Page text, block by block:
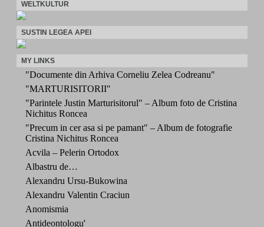
WELTKULTUR
SUSTIN LEGEA APEI
MY LINKS
"Documente din Arhiva Corneliu Zelea Codreanu"
"MARTURISITORII"
"Parintele Justin Marturisitorul" – Album foto de Cristina
Nichitus Roncea
"Precum in cer asa si pe pamant" – Album de fotografie
Cristina Nichitus Roncea
Acvila – Pelerin Ortodox
Albastru de…
Alexandru Ursu-Bukowina
Alexandru Valentin Craciun
Anomismia
Antideontologu'